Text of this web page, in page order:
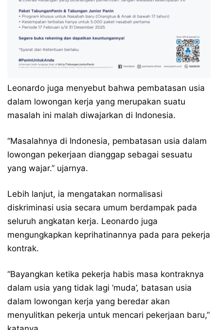
Leonardo juga menyebut bahwa pembatasan usia
dalam lowongan kerja yang merupakan suatu
masalah ini malah diwajarkan di Indonesia.
“Masalahnya di Indonesia, pembatasan usia dalam
lowongan pekerjaan dianggap sebagai sesuatu
yang wajar.” ujarnya.
Lebih lanjut, ia mengatakan normalisasi
diskriminasi usia secara umum berdampak pada
seluruh angkatan kerja. Leonardo juga
mengungkapkan keprihatinannya pada para pekerja
kontrak.
“Bayangkan ketika pekerja habis masa kontraknya
dalam usia yang tidak lagi ‘muda’, batasan usia
dalam lowongan kerja yang beredar akan
menyulitkan pekerja untuk mencari pekerjaan baru,”